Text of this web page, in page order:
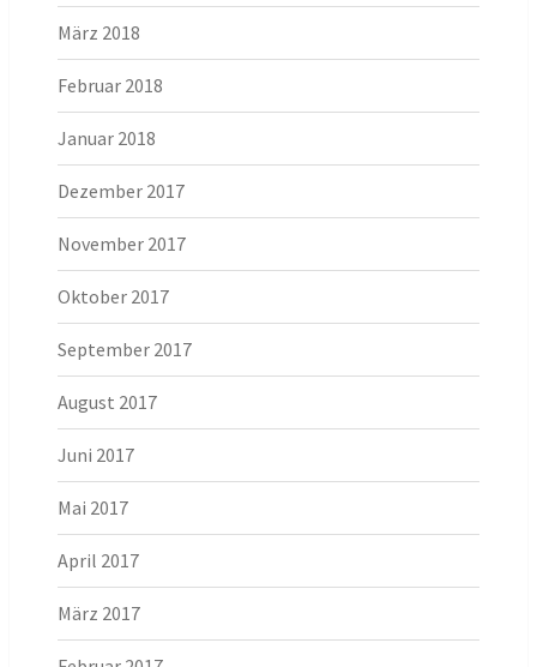
März 2018
Februar 2018
Januar 2018
Dezember 2017
November 2017
Oktober 2017
September 2017
August 2017
Juni 2017
Mai 2017
April 2017
März 2017